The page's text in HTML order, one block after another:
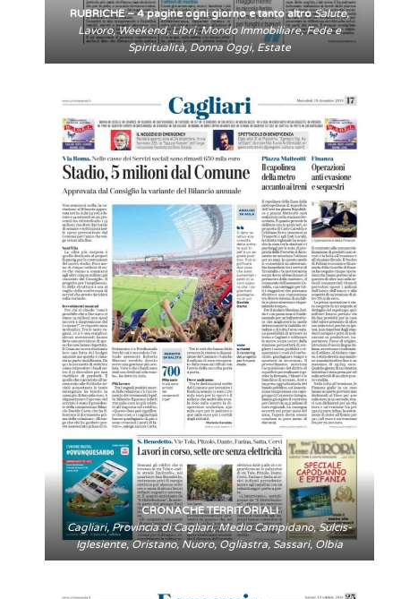
RUBRICHE – 4 pagine ogni giorno e tanto altro Salute,
Lavoro, Weekend, Libri, Mondo Immobiliare, Fede e
Spiritualità, Donna Oggi, Estate
CRONACHE TERRITORIALI
Cagliari, Provincia di Cagliari, Medio Campidano, Sulcis-
Iglesiente, Oristano, Nuoro, Ogliastra, Sassari, Olbia